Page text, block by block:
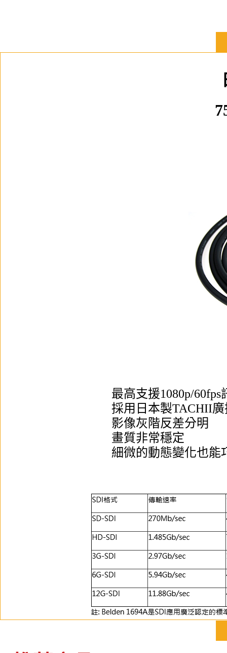
最高支援1080p/
採用日本製TACHII
影像灰階反差分明
畫質非常穩定
細微的動態變化也能